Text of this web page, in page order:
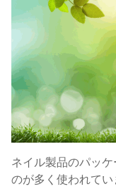
ネイル製品のパッ
のが多く使われて